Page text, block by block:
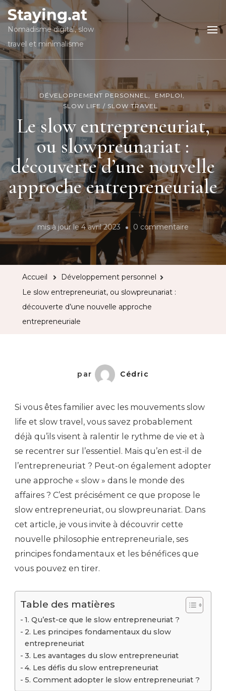
Staying.at
Nomadisme digital, slow
travel et minimalisme
DÉVELOPPEMENT PERSONNEL
EMPLOI
SLOW LIFE / SLOW TRAVEL
Le slow entrepreneuriat,
ou slowpreunariat :
découverte d’une nouvelle
approche entrepreneuriale
mis à jour le4 avril 2023 0 commentaire
Accueil
Développement personnel
Le slow entrepreneuriat, ou slowpreunariat :
découverte d’une nouvelle approche
entrepreneuriale
par Cédric
Si vous êtes familier avec les mouvements slow
life et slow travel, vous savez probablement
déjà qu’ils visent à ralentir le rythme de vie et à
se recentrer sur l’essentiel. Mais qu’en est-il de
l’entrepreneuriat ? Peut-on également adopter
une approche « slow » dans le monde des
affaires ? C’est précisément ce que propose le
slow entrepreneuriat, ou slowpreunariat. Dans
cet article, je vous invite à découvrir cette
nouvelle philosophie entrepreneuriale, ses
principes fondamentaux et les bénéfices que
vous pouvez en tirer.
Table des matières
1. Qu’est-ce que le slow entrepreneuriat ?
2. Les principes fondamentaux du slow
entrepreneuriat
3. Les avantages du slow entrepreneuriat
4. Les défis du slow entrepreneuriat
5. Comment adopter le slow entrepreneuriat ?